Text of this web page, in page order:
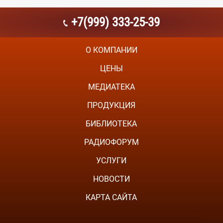
+7(999) 333-25-39
О КОМПАНИИ
ЦЕНЫ
МЕДИАТЕКА
ПРОДУКЦИЯ
БИБЛИОТЕКА
РАДИОФОРУМ
УСЛУГИ
НОВОСТИ
КАРТА САЙТА